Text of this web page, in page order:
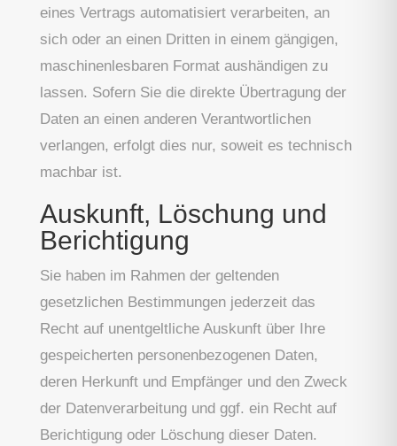
eines Vertrags automatisiert verarbeiten, an
sich oder an einen Dritten in einem gängigen,
maschinenlesbaren Format aushändigen zu
lassen. Sofern Sie die direkte Übertragung der
Daten an einen anderen Verantwortlichen
verlangen, erfolgt dies nur, soweit es technisch
machbar ist.
Auskunft, Löschung und
Berichtigung
Sie haben im Rahmen der geltenden
gesetzlichen Bestimmungen jederzeit das
Recht auf unentgeltliche Auskunft über Ihre
gespeicherten personenbezogenen Daten,
deren Herkunft und Empfänger und den Zweck
der Datenverarbeitung und ggf. ein Recht auf
Berichtigung oder Löschung dieser Daten.